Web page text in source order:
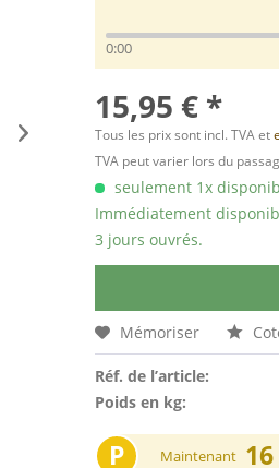
0:00
15,95 € *
Tous les prix sont incl. TVA et
TVA peut varier lors du
seulement 1x
Immédiatement
3 jours ouvrés.
Mémoriser
Réf. de l’article:
Poids en kg:
P Maintenant 16